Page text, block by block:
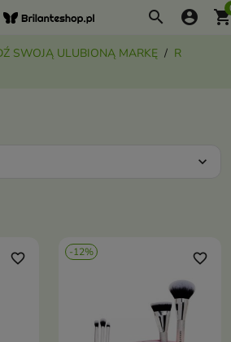
search account_circle
SWOJĄ ULUBIONĄ MARKĘ
R
expand_more
favorite_border -12% favorite_border